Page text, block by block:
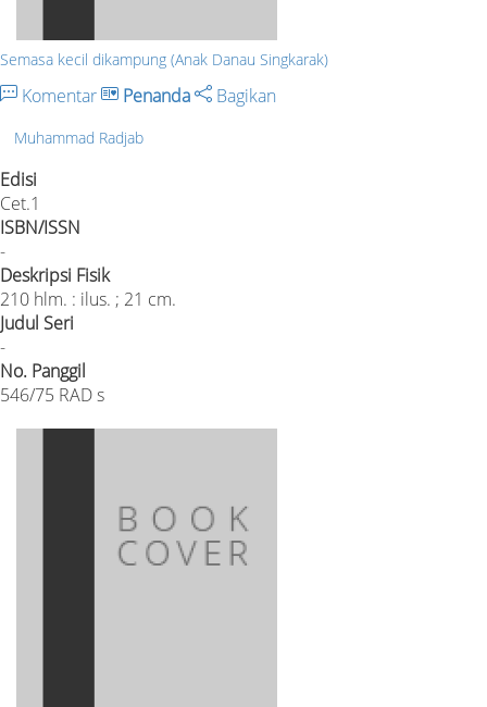
Semasa kecil dikampung (Anak Danau Singkarak)
Komentar Penanda Bagikan
Muhammad Radjab
Edisi
Cet.1
ISBN/ISSN
-
Deskripsi Fisik
210 hlm. : ilus. ; 21 cm.
Judul Seri
-
No. Panggil
546/75 RAD s